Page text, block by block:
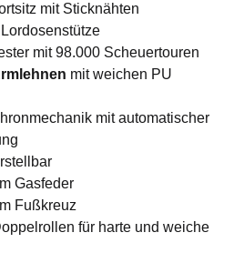
mit Sticknähten
mit 98.000 Scheuertouren
mit weichen PU
mit automatischer
Gasfeder
Fußkreuz
für harte und weiche